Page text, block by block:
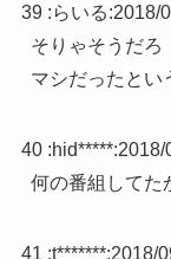
39 :らいる:2018/
そりゃそうだろ
マシだったとい
40 :hid*****:2018/
何の番組してた
41 :t*******:2018/